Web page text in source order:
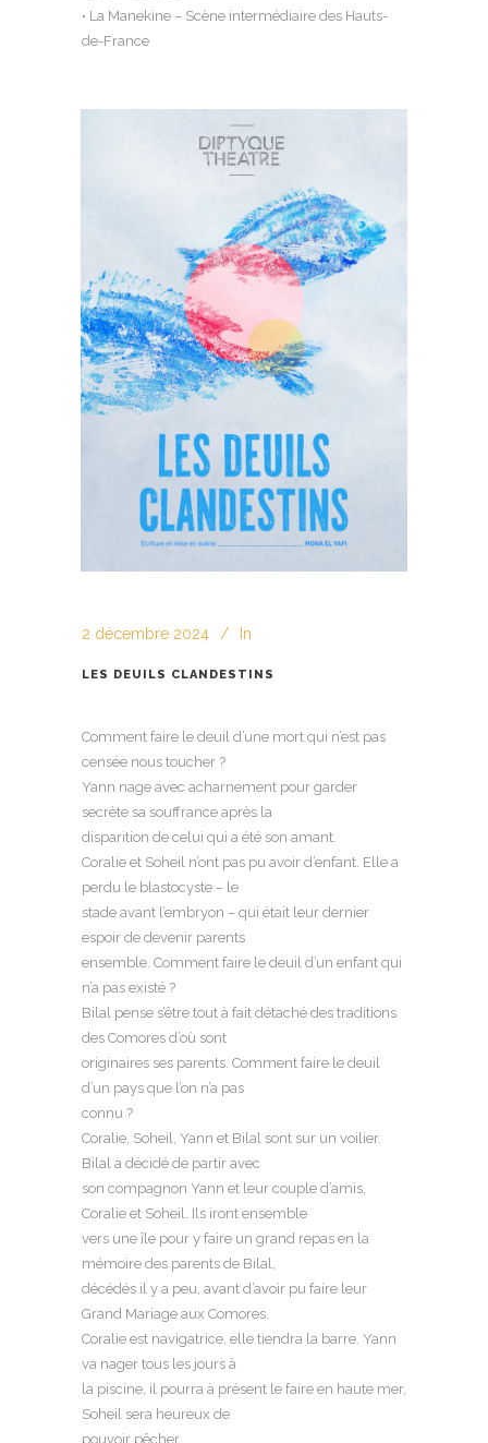
• La Manekine – Scène intermédiaire des Hauts-
de-France
2 décembre 2024 In
LES DEUILS CLANDESTINS
Comment faire le deuil d’une mort qui n’est pas
censée nous toucher ?
Yann nage avec acharnement pour garder
secrète sa souffrance après la
disparition de celui qui a été son amant.
Coralie et Soheil n’ont pas pu avoir d’enfant. Elle a
perdu le blastocyste – le
stade avant l’embryon – qui était leur dernier
espoir de devenir parents
ensemble. Comment faire le deuil d’un enfant qui
n’a pas existé ?
Bilal pense s’être tout à fait détaché des traditions
des Comores d’où sont
originaires ses parents. Comment faire le deuil
d’un pays que l’on n’a pas
connu ?
Coralie, Soheil, Yann et Bilal sont sur un voilier.
Bilal a décidé de partir avec
son compagnon Yann et leur couple d’amis,
Coralie et Soheil. Ils iront ensemble
vers une île pour y faire un grand repas en la
mémoire des parents de Bilal,
décédés il y a peu, avant d’avoir pu faire leur
Grand Mariage aux Comores.
Coralie est navigatrice, elle tiendra la barre. Yann
va nager tous les jours à
la piscine, il pourra à présent le faire en haute mer,
Soheil sera heureux de
pouvoir pêcher.